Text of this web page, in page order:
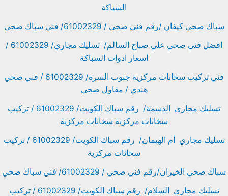
السباكة
سباك صحي كيفان /رقم فني صحي / 61002329/ فني سباك صحي
افضل فني صحي علي صباح السالم/ تسليك مجاري/ 61002329 /
اسعار ادوات السباكة
فني تركيب سخانات مركزية جنوب السرة/ 61002329 / فني صحي
هندي / مقاول صحي
تسليك مجاري الدسمة/ رقم سباك الكويت/ 61002329 / تركيب
سخانات مركزية سخانات مركزية
تسليك مجاري أم الهيمان/ رقم سباك الكويت/ 61002329 / تركيب
سخانات مركزية
سباك صحي الخيران/رقم فني صحي / 61002329/ فني سباك صحي
تسليك مجاري السلام/ رقم سباك الكويت/ 61002329 / تركيب